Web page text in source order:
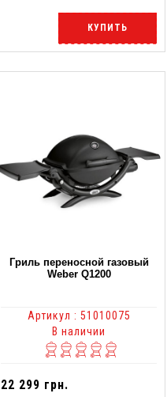
КУПИТЬ
Гриль переносной газовый
Weber Q1200
Артикул : 51010075
В наличии
22 299 грн.